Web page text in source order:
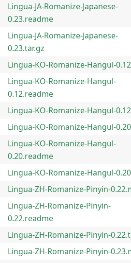
Lingua-JA-Romanize-Japanese-
0.23.readme
Lingua-JA-Romanize-Japanese-
0.23.tar.gz
Lingua-KO-Romanize-Hangul-
Lingua-KO-Romanize-Hangul-
0.12.readme
Lingua-KO-Romanize-Hangul-
Lingua-KO-Romanize-Hangul-
Lingua-KO-Romanize-Hangul-
0.20.readme
Lingua-KO-Romanize-Hangul-
Lingua-ZH-Romanize-Pinyin-
Lingua-ZH-Romanize-Pinyin-
0.22.readme
Lingua-ZH-Romanize-Pinyin-
Lingua-ZH-Romanize-Pinyin-